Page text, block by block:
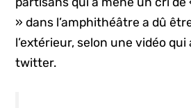
» dans l’amphithéâtre a dû
l’extérieur, selon une vidéo
twitter.